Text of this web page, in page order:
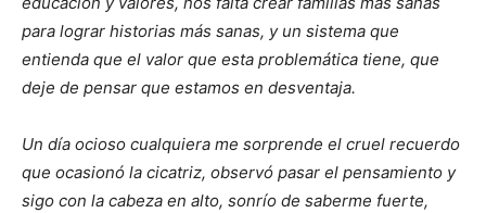
para lograr historias más sanas, y un sistema que
entienda que el valor que esta problemática tiene, que
deje de pensar que estamos en desventaja.
Un día ocioso cualquiera me sorprende el cruel recuerdo
que ocasionó la cicatriz, observó pasar el pensamiento y
sigo con la cabeza en alto, sonrío de saberme fuerte,